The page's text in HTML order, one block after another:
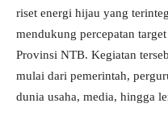
riset energi hijau yang
mendukung percepatan
Provinsi NTB. Kegiatan
mulai dari pemerintah,
dunia usaha, media, hingga